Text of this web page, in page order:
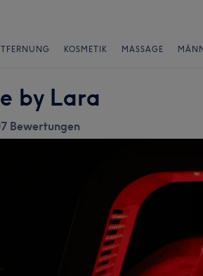
KOSMETIK MASSAGE
by Lara
Bewertungen